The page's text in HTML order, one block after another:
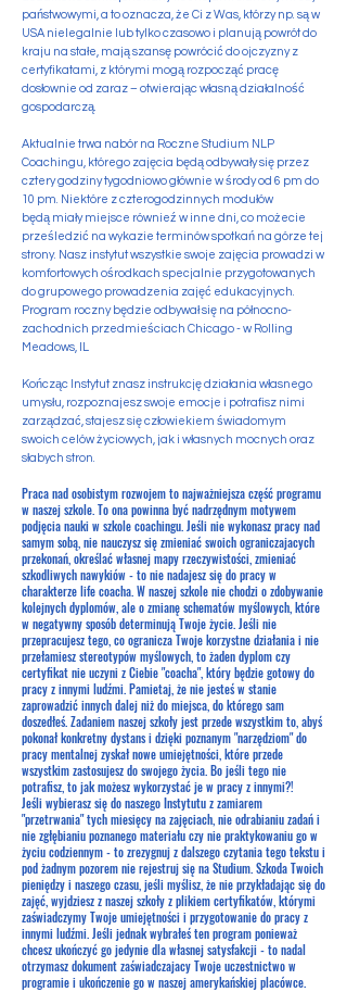
państwowymi, a to oznacza, że Ci z Was, którzy np. są w
USA nielegalnie lub tylko czasowo i planują powrót do
kraju na stałe, mają szansę powrócić do ojczyzny z
certyfikatami, z którymi mogą rozpocząć pracę
dosłownie od zaraz – otwierając własną działalność
gospodarczą.
Aktualnie trwa nabór na Roczne Studium NLP
Coachingu, którego zajęcia będą odbywały się przez
cztery godziny tygodniowo głównie w środy od 6 pm do
10 pm.
Niektóre z czterogodzinnych modułów
będą miały miejsce równieź w inne dni, co możecie
prześledzić na wykazie terminów spotkań na górze tej
strony. Nasz instytut wszystkie swoje zajęcia prowadzi w
komfortowych ośrodkach specjalnie przygotowanych
do grupowego prowadzenia zajęć edukacyjnych.
Program roczny będzie odbywał się na północno-
zachodnich przedmieściach Chicago - w Rolling
Meadows, IL
Kończąc Instytut znasz instrukcję działania własnego
umysłu, rozpoznajesz swoje emocje i potrafisz nimi
zarządzać, stajesz się człowiekiem świadomym
swoich celów życiowych, jak i własnych mocnych oraz
słabych stron.
Praca nad osobistym rozwojem to najważniejsza część programu
w naszej szkole. To ona powinnabyć nadrzędnym motywem
podjęcia nauki w szkole coachingu. Jeśli nie wykonasz pracy nad
samym sobą, nie nauczysz się zmieniać swoich ograniczajacych
przekonań, określać własnej mapy rzeczywistości, zmieniać
szkodliwych nawykiów - to nie nadajesz się do pracy w
charakterze life coacha. W naszej szkole nie chodzi o zdobywanie
kolejnych dyplomów, ale o zmianę schematów myślowych, które
w negatywny sposób determinują Twoje życie. Jeśli nie
przepracujesz tego, co ogranicza Twoje korzystne działania i nie
przełamiesz stereotypów myślowych, to żaden dyplom czy
certyfikat nie uczyni z Ciebie "coacha", który będzie gotowy do
pracy z innymi ludźmi. Pamietaj, że nie jesteś w stanie
zaprowadzić innych dalej niż do miejsca, do którego sam
doszedłeś. Zadaniem naszej szkoły jest przede wszystkim to, abyś
pokonał konkretny dystans i dzięki poznanym "narzędziom" do
pracy mentalnej zyskał nowe umiejętności, które przede
wszystkim zastosujesz do swojego życia. Bo jeśli tego nie
potrafisz, to jak możesz wykorzystać je w pracy z innymi?!
Jeśli wybierasz się do naszego Instytutu z zamiarem
"przetrwania" tych miesięcy na zajęciach, nie odrabianiu zadań i
nie zgłębianiu poznanego materiału czy nie praktykowaniu go w
życiu codziennym - to zrezygnuj z dalszego czytania tego tekstu i
pod żadnym pozorem nie rejestruj się na Studium. Szkoda Twoich
pieniędzy i naszego czasu, jeśli myślisz, że nie przykładając się do
zajęć, wyjdziesz z naszej szkoły z plikiem certyfikatów, którymi
zaświadczymy Twoje umiejętności i przygotowanie do pracy z
innymi ludźmi. Jeśli jednak wybrałeś ten program ponieważ
chcesz ukończyć go jedynie dla własnej satysfakcji - to nadal
otrzymasz dokument zaświadczajacy Twoje uczestnictwo w
programie i ukończenie go w naszej amerykańskiej placówce.